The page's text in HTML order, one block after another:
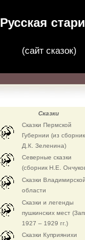
Русская
(сайт сказок)
Сказки
Сказки Пермской
Губернии (из
Д.К. Зеленина)
Северные сказки
(сборник Н.Е.
Сказки Владимирской
области
Сказки и легенды
пушкинских мест
1927 – 1929 гг.)
Сказки Куприянихи